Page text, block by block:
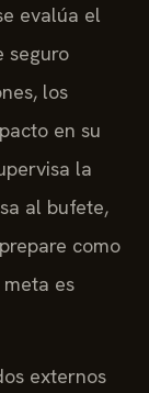
evalúa el
seguro
los
en su
la
al bufete,
como
es
externos